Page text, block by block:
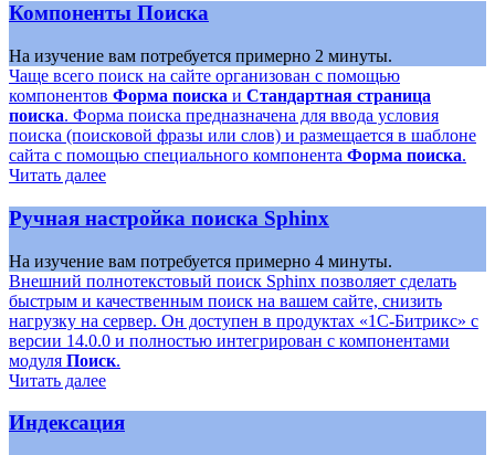
Компоненты Поиска
На изучение вам потребуется примерно 2 минуты.
Чаще всего поиск на сайте организован с помощью
компонентов Форма поиска и Стандартная страница
поиска. Форма поиска предназначена для ввода условия
поиска (поисковой фразы или слов) и размещается в шаблоне
сайта с помощью специального компонента Форма поиска.
Читать далее
Ручная настройка поиска Sphinx
На изучение вам потребуется примерно 4 минуты.
Внешний полнотекстовый поиск Sphinx позволяет сделать
быстрым и качественным поиск на вашем сайте, снизить
нагрузку на сервер. Он доступен в продуктах «1С-Битрикс» с
версии 14.0.0 и полностью интегрирован с компонентами
модуля Поиск.
Читать далее
Индексация